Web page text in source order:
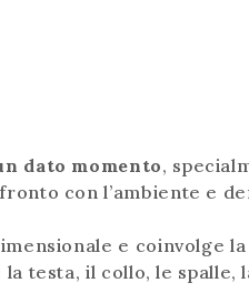
dato momento,
con l’ambiente e
e coinvolge
testa, il collo, le spalle,